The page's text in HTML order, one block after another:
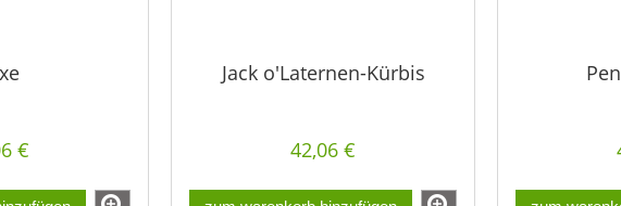
€
Jack o'Laternen-Kürbis
42,06 €